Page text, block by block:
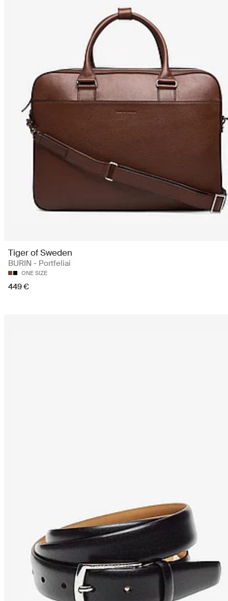
Tiger of Sweden
BURIN - Portfeliai
ONE SIZE
449 €